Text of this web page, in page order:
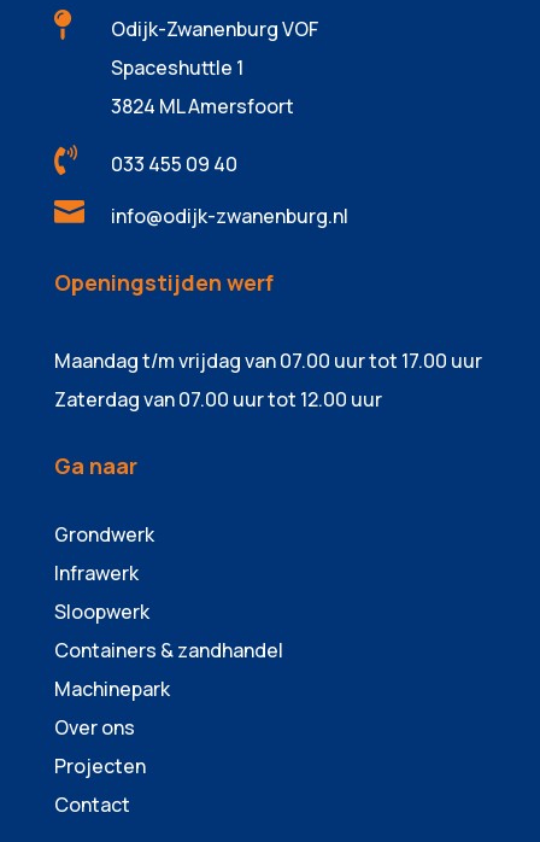

Odijk-Zwanenburg VOF
Spaceshuttle 1
3824 ML Amersfoort
 033 455 09 40
 info@odijk-zwanenburg.nl
Openingstijden werf
Maandag t/m vrijdag van 07.00 uur tot 17.00 uur
Zaterdag van 07.00 uur tot 12.00 uur
Ga naar
Grondwerk
Infrawerk
Sloopwerk
Containers & zandhandel
Machinepark
Over ons
Projecten
Contact